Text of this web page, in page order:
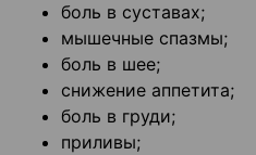
боль в суставах;
мышечные спазмы;
боль в шее;
снижение аппетита;
боль в груди;
приливы;